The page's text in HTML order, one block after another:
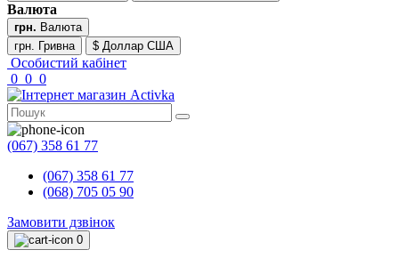
Валюта
грн. Валюта
грн. Гривна
$ Доллар США
Особистий кабінет
0 0 0
(067) 358 61 77
(067) 358 61 77
(068) 705 05 90
Замовити дзвінок
0